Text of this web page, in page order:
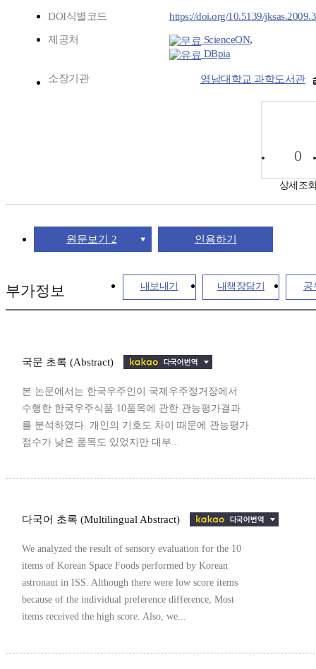
DOI식별코드 https://doi.org/10.5139/
제공처 ScienceON,
DBpia
소장기관 영남대학교 과학도서관
0
상세조
원문보기 2 인용하기
내보내기 내책장담기 공
부가정보
국문 초록 (Abstract)
본 논문에서는 한국우주인이 국제우주정거장에서
수행한 한국우주식품 10품목에 관한 관능평가결과
를 분석하였다. 개인의 기호도 차이 때문에 관능평가
점수가 낮은 품목도 있었지만 대부...
다국어 초록 (Multilingual Abstract)
We analyzed the result of sensory evaluation for the 10
items of Korean Space Foods performed by Korean
astronaut in ISS. Although there were low score items
because of the individual preference difference, Most
items received the high score. Also, we...